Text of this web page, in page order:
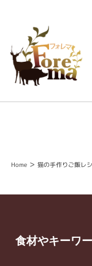
Home> 猫の手作りご飯レ
食材やキーワ